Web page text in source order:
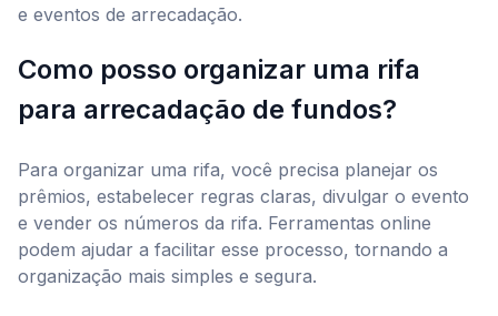
e eventos de arrecadação.
Como posso organizar uma rifa
para arrecadação de fundos?
Para organizar uma rifa, você precisa planejar os
prêmios, estabelecer regras claras, divulgar o evento
e vender os números da rifa. Ferramentas online
podem ajudar a facilitar esse processo, tornando a
organização mais simples e segura.